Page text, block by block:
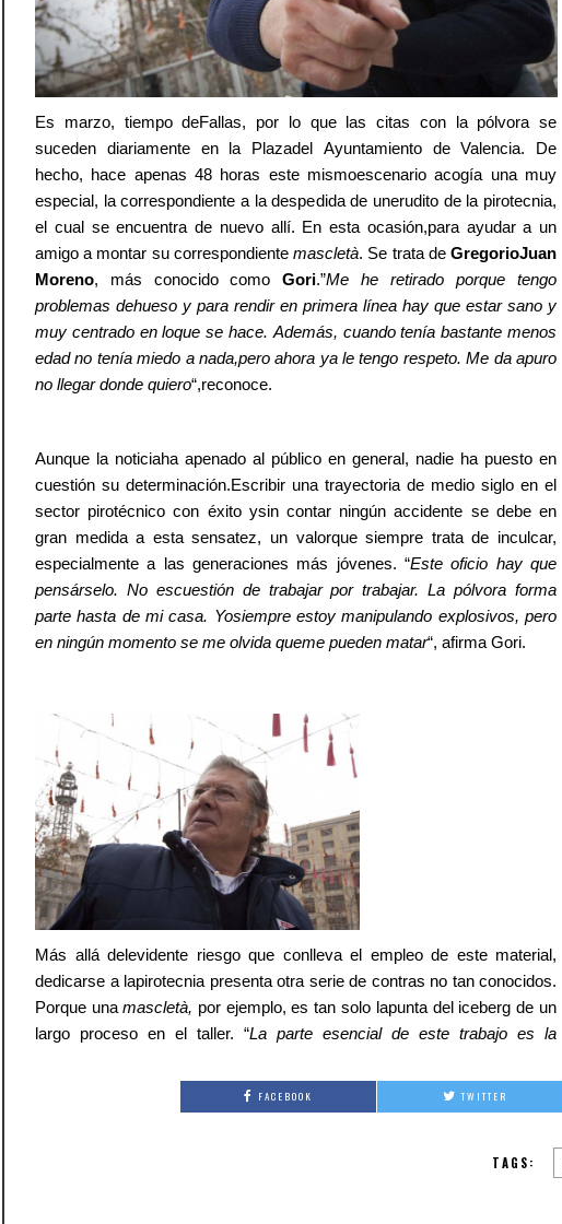
Es marzo, tiempo deFallas, por lo que las citas con la pólvora se
suceden diariamente en la Plazadel Ayuntamiento de Valencia. De
hecho, hace apenas 48 horas este mismoescenario acogía una muy
especial, la correspondiente a la despedida de unerudito de la pirotecnia,
el cual se encuentra de nuevo allí. En esta ocasión,para ayudar a un
amigo a montar su correspondiente mascletà. Se trata de GregorioJuan
Moreno, más conocido como Gori.”Me he retirado porque tengo
problemas dehueso y para rendir en primera línea hay que estar sano y
muy centrado en loque se hace. Además, cuando tenía bastante menos
edad no tenía miedo a nada,pero ahora ya le tengo respeto. Me da apuro
no llegar donde quiero“,reconoce.
Aunque la noticiaha apenado al público en general, nadie ha puesto en
cuestión su determinación.Escribir una trayectoria de medio siglo en el
sector pirotécnico con éxito ysin contar ningún accidente se debe en
gran medida a esta sensatez, un valorque siempre trata de inculcar,
especialmente a las generaciones más jóvenes. “Este oficio hay que
pensárselo. No escuestión de trabajar por trabajar. La pólvora forma
parte hasta de mi casa. Yosiempre estoy manipulando explosivos, pero
en ningún momento se me olvida queme pueden matar“, afirma Gori.
Más allá delevidente riesgo que conlleva el empleo de este material,
dedicarse a lapirotecnia presenta otra serie de contras no tan conocidos.
Porque unamascletà, por ejemplo, es tan solo lapunta del iceberg de un
largo proceso en el taller. “La parte esencial de este trabajo es la
FACEBOOK TWITTER
TAGS: